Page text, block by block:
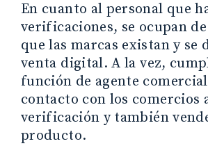
En cuanto al personal que
verificaciones, se ocupan
que las marcas existan y se
venta digital. A la vez,
función de agente
contacto con los comercios
verificación y también
producto.